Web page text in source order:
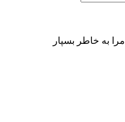
مرا به خاطر بسپار